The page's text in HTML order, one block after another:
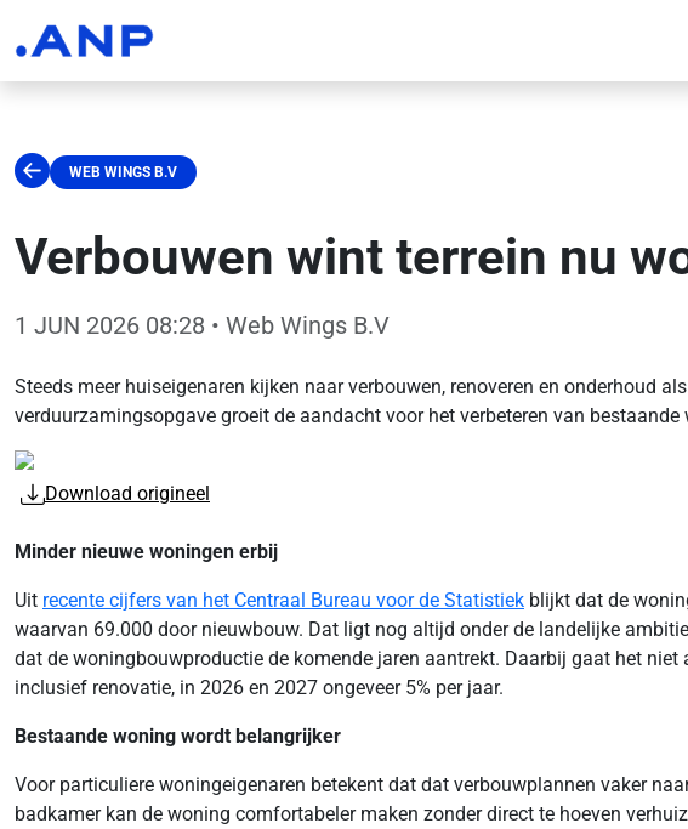
WEB WINGS B.V
Verbouwen wint terrein nu
1 JUN 2026 08:28 • Web Wings B.V
Steeds meer huiseigenaren kijken naar verbouwen, renoveren en onderhoud
verduurzamingsopgave groeit de aandacht voor het verbeteren van bestaande
Download origineel
Minder nieuwe woningen erbij
Uit recente cijfers van het Centraal Bureau voor de Statistiek blijkt dat de
waarvan 69.000 door nieuwbouw. Dat ligt nog altijd onder de landelijke
dat de woningbouwproductie de komende jaren aantrekt. Daarbij gaat het
inclusief renovatie, in 2026 en 2027 ongeveer 5% per jaar.
Bestaande woning wordt belangrijker
Voor particuliere woningeigenaren betekent dat dat verbouwplannen vaker
badkamer kan de woning comfortabeler maken zonder direct te hoeven